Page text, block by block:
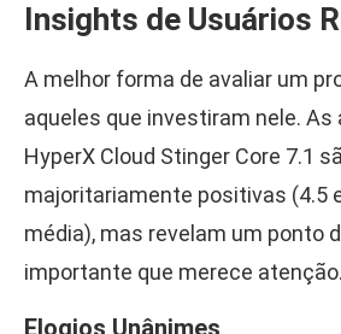
Insights de Usuários
A melhor forma de avaliar um
aqueles que investiram nele. As
HyperX Cloud Stinger Core 7.1
majoritariamente positivas (4.5
média), mas revelam um ponto
importante que merece atenção.
Elogios Unânimes